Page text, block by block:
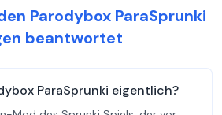
Parodybox ParaSprunki
beantwortet
ParaSprunki eigentlich?